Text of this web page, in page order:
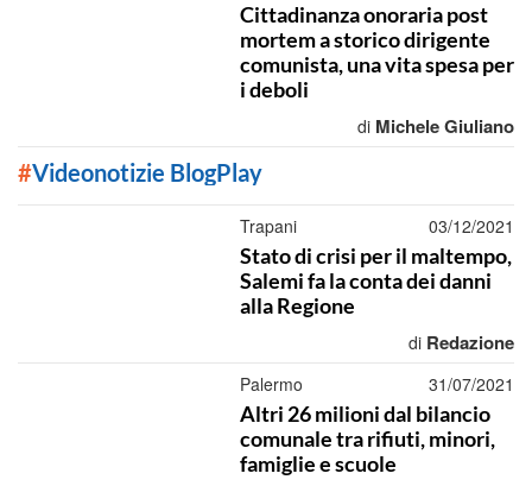
Cittadinanza onoraria post
mortem a storico dirigente
comunista, una vita spesa per
i deboli
di Michele Giuliano
#Videonotizie BlogPlay
Trapani 03/12/2021
Stato di crisi per il maltempo,
Salemi fa la conta dei danni
alla Regione
di Redazione
Palermo 31/07/2021
Altri 26 milioni dal bilancio
comunale tra rifiuti, minori,
famiglie e scuole